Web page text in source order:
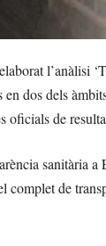
l’anàlisi
dos dels
oficials de
sanitària a
complet de